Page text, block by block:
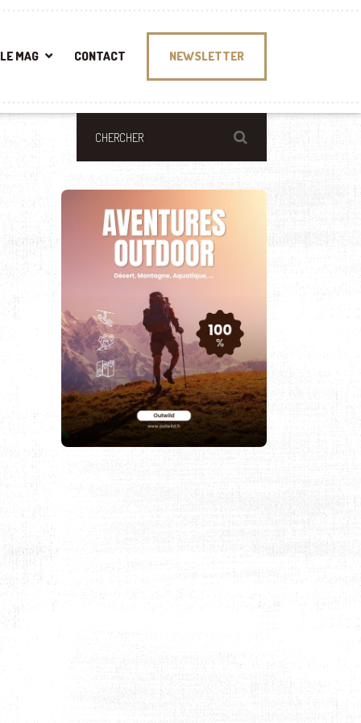
LE MAG CONTACT NEWSLETTER